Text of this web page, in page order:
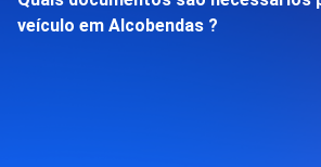
veículo em Alcobendas ?